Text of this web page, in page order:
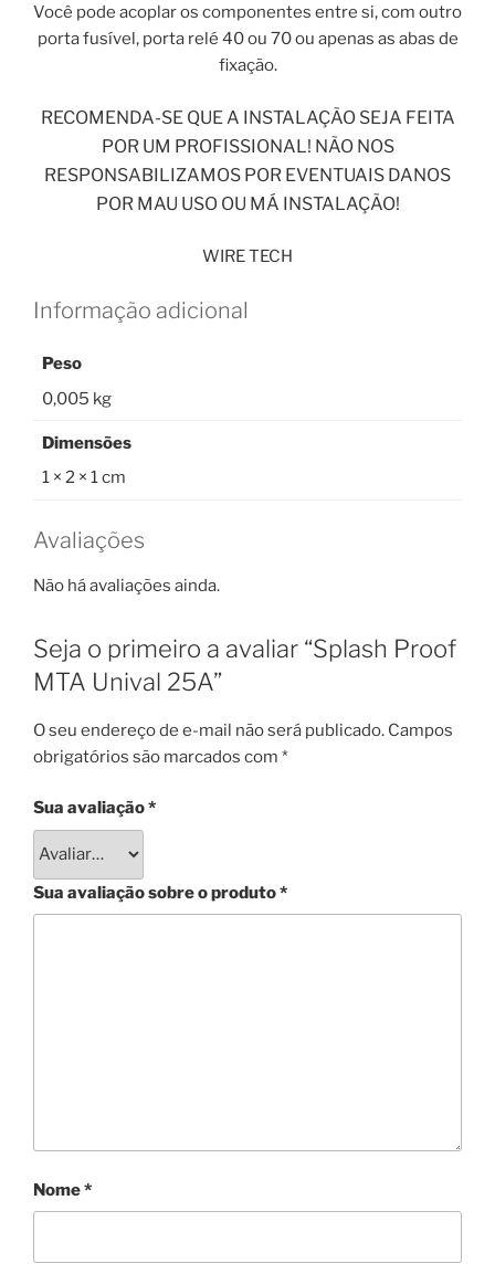
Você pode acoplar os componentes entre si, com outro
porta fusível, porta relé 40 ou 70 ou apenas as abas de
fixação.
RECOMENDA-SE QUE A INSTALAÇÃO SEJA FEITA
POR UM PROFISSIONAL! NÃO NOS
RESPONSABILIZAMOS POR EVENTUAIS DANOS
POR MAU USO OU MÁ INSTALAÇÃO!
WIRE TECH
Informação adicional
Peso
0,005 kg
Dimensões
1 × 2 × 1 cm
Avaliações
Não há avaliações ainda.
Seja o primeiro a avaliar “Splash Proof
MTA Unival 25A”
O seu endereço de e-mail não será publicado. Campos
obrigatórios são marcados com *
Sua avaliação*
Sua avaliação sobre o produto*
Nome*